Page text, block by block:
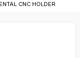
CNC HOLDER